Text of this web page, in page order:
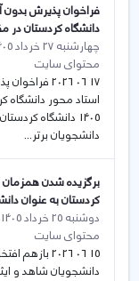
فراخوان پذیرش
دانشگاه کردستان در
چهارشنبه 27 خرداد 1405
محتوای سایت
17 06 2026
1405 دانشگاه
دانشجویان برتر...
برگزیده شدن همزمان
کردستان به عنوان
دوشنبه 25 خرداد 1405
محتوای سایت
15 06 2026
دانشجویان شاهد و